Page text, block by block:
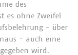
des
es ohne Zweifel
- über
- auch eine
wird.